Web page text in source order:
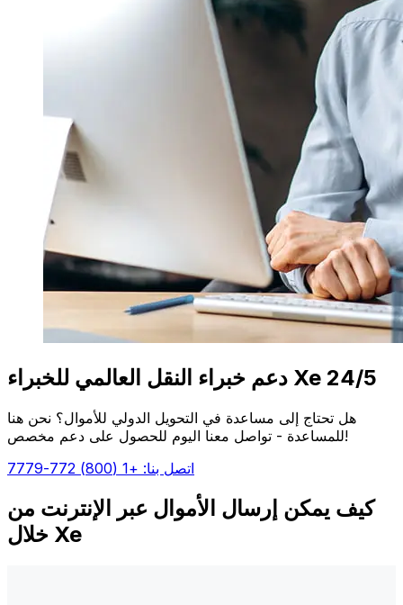
دعم خبراء النقل العالمي للخبراء Xe 24/5
هل تحتاج إلى مساعدة في التحويل الدولي للأموال؟ نحن هنا
للمساعدة - تواصل معنا اليوم للحصول على دعم مخصص!
اتصل بنا: +1 (800) 772-7779
كيف يمكن إرسال الأموال عبر الإنترنت من
خلال Xe